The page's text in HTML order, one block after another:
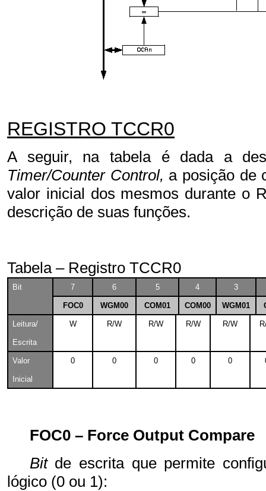
REGISTRO TCCR0
A seguir, na tabela é dada a
Timer/Counter Control, a posição de
valor inicial dos mesmos durante o
descrição de suas funções.
Tabela – Registro TCCR0
Bit 7 6 5 4 3
FOC0 WGM00 COM01 COM00 WGM01
Leitura/
Escrita
W R/W R/W R/W R/W
Valor
Inicial
0 0 0 0 0
FOC0 – Force Output Compare
Bitde escrita que permite
lógico (0 ou 1):